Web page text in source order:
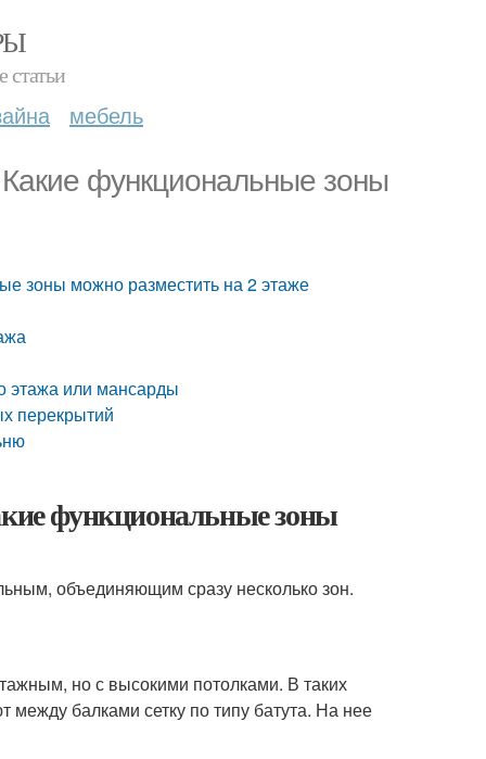
статьи
мебель
функциональные зоны
зоны можно разместить на 2 этаже
этажа или мансарды
перекрытий
функциональные зоны
объединяющим сразу несколько зон.
но с высокими потолками. В таких
между балками сетку по типу батута. На нее